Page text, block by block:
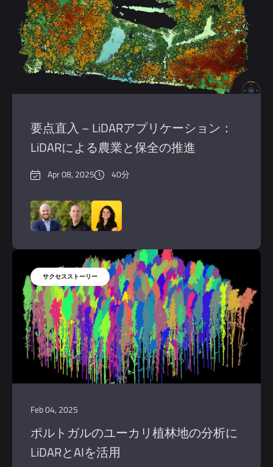
Feb 04, 2025
ポルトガルのユーカリ植林地の分析に
LiDARとAIを活用
要点直入 – LiDARアプリケーション：
LiDARによる農業と保全の推進
Apr 08, 2025 40分